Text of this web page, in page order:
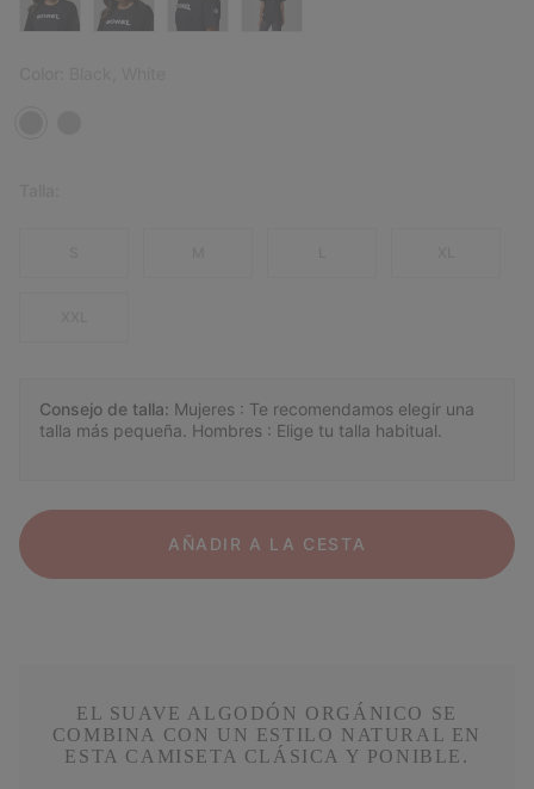
Consejo de talla: Mujeres : Te recomendamos elegir una
talla más pequeña. Hombres : Elige tu talla habitual.
AÑADIR A LA CESTA
EL SUAVE ALGODÓN ORGÁNICO SE
COMBINA CON UN ESTILO NATURAL EN
ESTA CAMISETA CLÁSICA Y PONIBLE.